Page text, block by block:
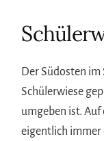
Der Südosten
Schülerwiese
umgeben ist.
eigentlich immer